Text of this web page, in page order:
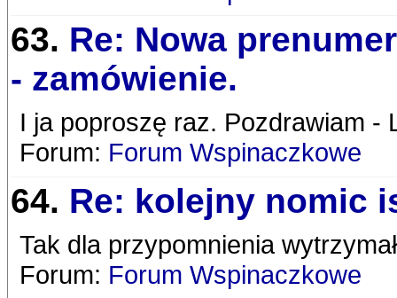
63. Re: Nowa
- zamówienie.
I ja poproszę raz. Pozdrawiam -
Forum: Forum Wspinaczkowe
64. Re: kolejny nomic
Tak dla przypomnienia
Forum: Forum Wspinaczkowe